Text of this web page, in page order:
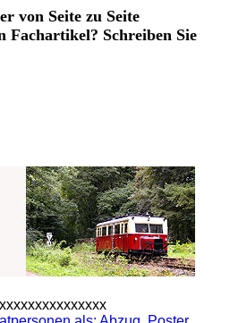
von Seite zu Seite
Fachartikel? Schreiben Sie